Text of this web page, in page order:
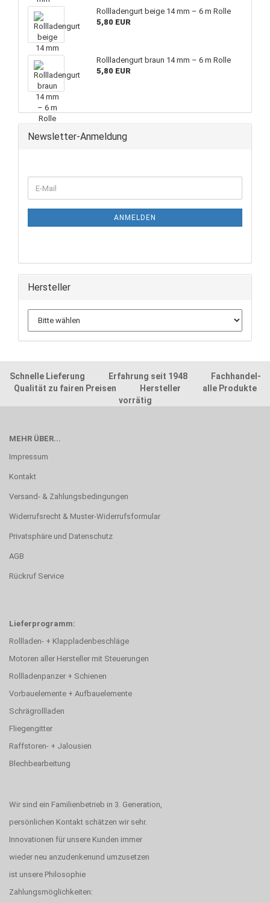
Rollladengurt beige 14 mm – 6 m Rolle
5,80 EUR
Rollladengurt braun 14 mm – 6 m Rolle
5,80 EUR
Newsletter-Anmeldung
ANMELDEN
Hersteller
Schnelle Lieferung Erfahrung seit 1948 Fachhandel-
Qualität zu fairen Preisen Hersteller alle Produkte
vorrätig
MEHR ÜBER...
Impressum
Kontakt
Versand- & Zahlungsbedingungen
Widerrufsrecht & Muster-Widerrufsformular
Privatsphäre und Datenschutz
AGB
Rückruf Service
Lieferprogramm:
Rollladen- + Klappladenbeschläge
Motoren aller Hersteller mit Steuerungen
Rollladenpanzer + Schienen
Vorbauelemente + Aufbauelemente
Schrägrollladen
Fliegengitter
Raffstoren- + Jalousien
Blechbearbeitung
Wir sind ein Familienbetrieb in 3. Generation,
persönlichen Kontakt schätzen wir sehr.
Innovationen für unsere Kunden immer
wieder neu anzudenkenund umzusetzen
ist unsere Philosophie
Zahlungsmöglichkeiten: